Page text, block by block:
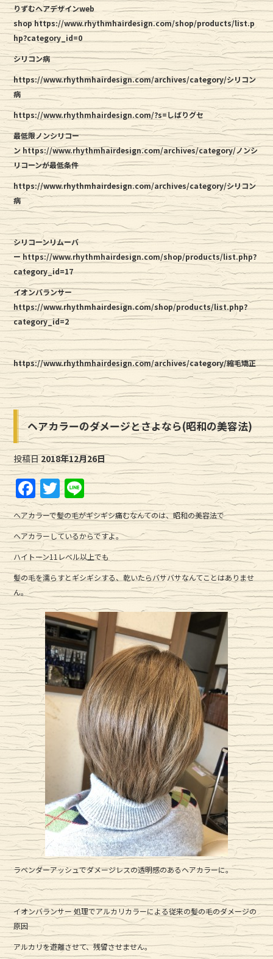
りずむヘアデザインweb
shophttps://www.rhythmhairdesign.com/shop/products/list.p
hp?category_id=0
シリコン病
https://www.rhythmhairdesign.com/archives/category/シリコン
病
https://www.rhythmhairdesign.com/?s=しばりグセ
最低限ノンシリコー
ン https://www.rhythmhairdesign.com/archives/category/ノンシ
リコーンが最低条件
https://www.rhythmhairdesign.com/archives/category/シリコン
病
シリコーンリムーバ
ー https://www.rhythmhairdesign.com/shop/products/list.php?
category_id=17
イオンバランサー
https://www.rhythmhairdesign.com/shop/products/list.php?
category_id=2
https://www.rhythmhairdesign.com/archives/category/縮毛矯正
ヘアカラーのダメージとさよなら(昭和の美容法)
投稿日2018年12月26日
F
a
c
e
b
o
o
k
T
w
it
te
r
Li
n
e
ヘアカラーで髪の毛がギシギシ痛むなんてのは、昭和の美容法で
ヘアカラーしているからですよ。
ハイトーン11レベル以上でも
髪の毛を濡らすとギシギシする、乾いたらバサバサなんてことはありませ
ん。
ラベンダーアッシュでダメージレスの透明感のあるヘアカラーに。
イオンバランサー 処理でアルカリカラーによる従来の髪の毛のダメージの
原因
アルカリを遊離させて、残留させません。